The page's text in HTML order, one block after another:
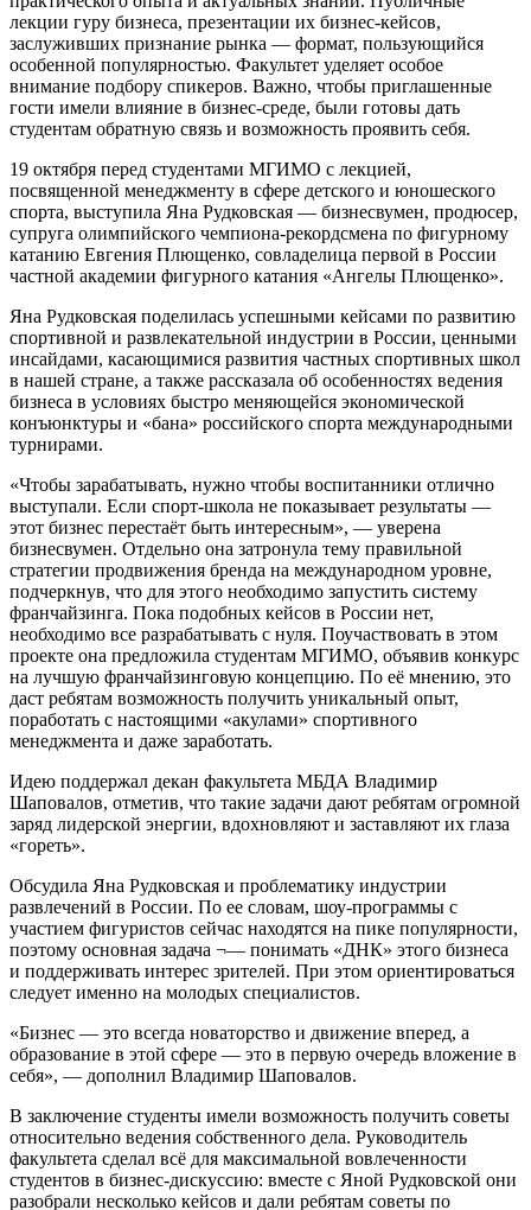
лекции гуру бизнеса, презентации их бизнес-кейсов,
заслуживших признание рынка — формат, пользующийся
особенной популярностью. Факультет уделяет особое
внимание подбору спикеров. Важно, чтобы приглашенные
гости имели влияние в бизнес-среде, были готовы дать
студентам обратную связь и возможность проявить себя.
19 октября перед студентами МГИМО с лекцией,
посвященной менеджменту в сфере детского и юношеского
спорта, выступила Яна Рудковская — бизнесвумен, продюсер,
супруга олимпийского чемпиона-рекордсмена по фигурному
катанию Евгения Плющенко, совладелица первой в России
частной академии фигурного катания «Ангелы Плющенко».
Яна Рудковская поделилась успешными кейсами по развитию
спортивной и развлекательной индустрии в России, ценными
инсайдами, касающимися развития частных спортивных школ
в нашей стране, а также рассказала об особенностях ведения
бизнеса в условиях быстро меняющейся экономической
конъюнктуры и «бана» российского спорта международными
турнирами.
«Чтобы зарабатывать, нужно чтобы воспитанники отлично
выступали. Если спорт-школа не показывает результаты —
этот бизнес перестаёт быть интересным», — уверена
бизнесвумен. Отдельно она затронула тему правильной
стратегии продвижения бренда на международном уровне,
подчеркнув, что для этого необходимо запустить систему
франчайзинга. Пока подобных кейсов в России нет,
необходимо все разрабатывать с нуля. Поучаствовать в этом
проекте она предложила студентам МГИМО, объявив конкурс
на лучшую франчайзинговую концепцию. По её мнению, это
даст ребятам возможность получить уникальный опыт,
поработать с настоящими «акулами» спортивного
менеджмента и даже заработать.
Идею поддержал декан факультета МБДА Владимир
Шаповалов, отметив, что такие задачи дают ребятам огромной
заряд лидерской энергии, вдохновляют и заставляют их глаза
«гореть».
Обсудила Яна Рудковская и проблематику индустрии
развлечений в России. По ее словам, шоу-программы с
участием фигуристов сейчас находятся на пике популярности,
поэтому основная задача ¬— понимать «ДНК» этого бизнеса
и поддерживать интерес зрителей. При этом ориентироваться
следует именно на молодых специалистов.
«Бизнес — это всегда новаторство и движение вперед, а
образование в этой сфере — это в первую очередь вложение в
себя», — дополнил Владимир Шаповалов.
В заключение студенты имели возможность получить советы
относительно ведения собственного дела. Руководитель
факультета сделал всё для максимальной вовлеченности
студентов в бизнес-дискуссию: вместе с Яной Рудковской они
разобрали несколько кейсов и дали ребятам советы по